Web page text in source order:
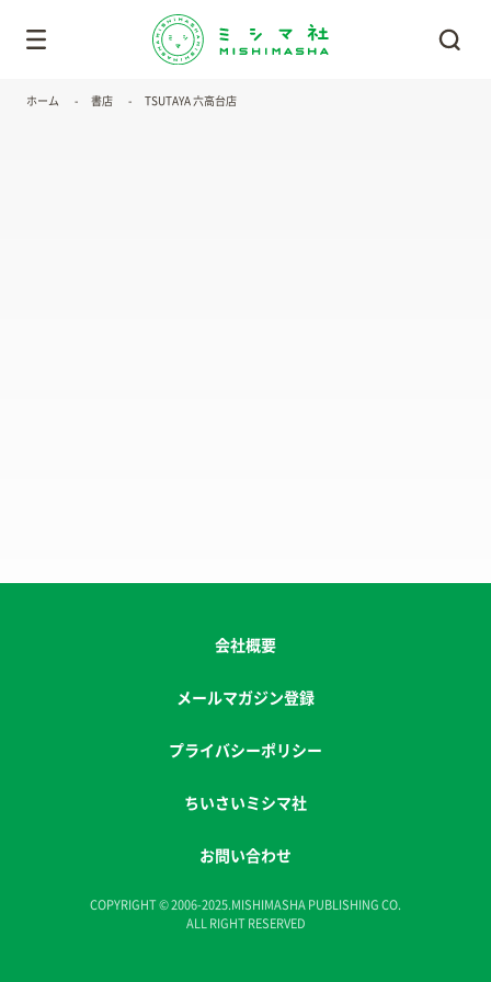
ホーム 書店 TSUTAYA 六高台店
会社概要
メールマガジン登録
プライバシーポリシー
ちいさいミシマ社
お問い合わせ
COPYRIGHT © 2006-2025.MISHIMASHA PUBLISHING CO.
ALL RIGHT RESERVED